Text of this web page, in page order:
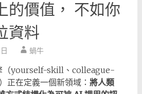
的價值， 不如你
資料
蝸牛
（yourself-skill、colleague-
在定義一個新領域： 將人類